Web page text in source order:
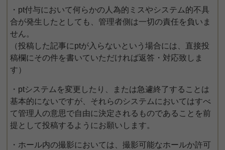
・pt付与において何らかの人為的ミスやシステム的不具
合が発生したとしても、管理者側は一切の責任を負いま
せん。
（投稿した記事にptが入らないという場合には、直接投
稿欄にその件を書いていただければ返答・対応致しま
す）
・ptシステムを変更したり、または急遽終了することは
基本的にないですが、それらのシステムにおいてはすべ
て管理人の意思で自由に決定されるものであることを前
提として投稿するようにお願いします。
・ホール内の撮影においては、撮影可能なホールか許可